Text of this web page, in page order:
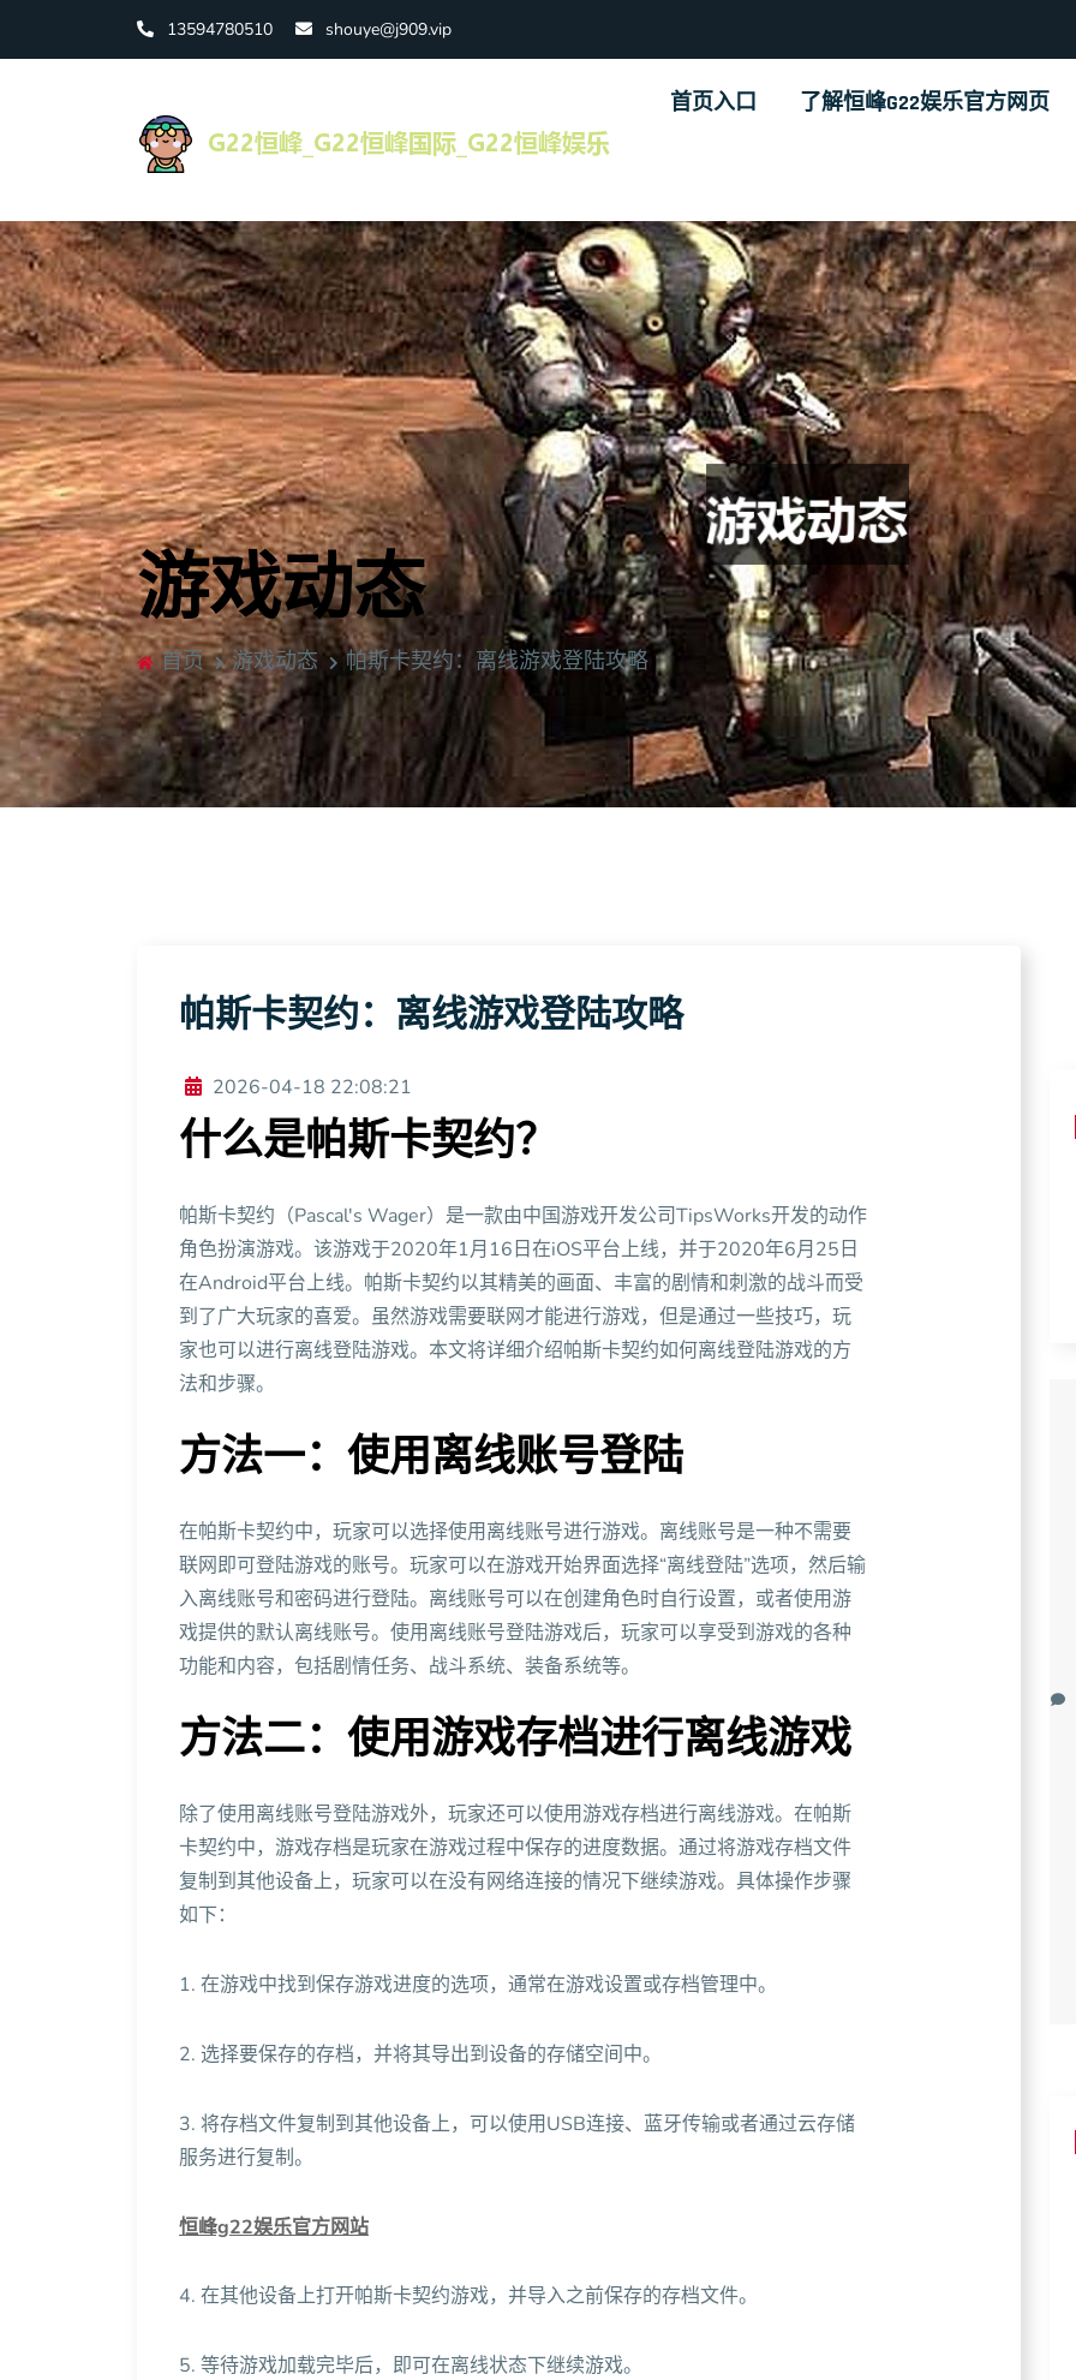
13594780510 shouye@j909.vip
首页入口 了解恒峰G22娱乐官方网页
游戏动态
首页 游戏动态 帕斯卡契约：离线游戏登陆攻略
帕斯卡契约：离线游戏登陆攻略
2026-04-18 22:08:21
什么是帕斯卡契约？
帕斯卡契约（Pascal's Wager）是一款由中国游戏开发公司TipsWorks开发的动作
角色扮演游戏。该游戏于2020年1月16日在iOS平台上线，并于2020年6月25日
在Android平台上线。帕斯卡契约以其精美的画面、丰富的剧情和刺激的战斗而受
到了广大玩家的喜爱。虽然游戏需要联网才能进行游戏，但是通过一些技巧，玩
家也可以进行离线登陆游戏。本文将详细介绍帕斯卡契约如何离线登陆游戏的方
法和步骤。
方法一：使用离线账号登陆
在帕斯卡契约中，玩家可以选择使用离线账号进行游戏。离线账号是一种不需要
联网即可登陆游戏的账号。玩家可以在游戏开始界面选择“离线登陆”选项，然后输
入离线账号和密码进行登陆。离线账号可以在创建角色时自行设置，或者使用游
戏提供的默认离线账号。使用离线账号登陆游戏后，玩家可以享受到游戏的各种
功能和内容，包括剧情任务、战斗系统、装备系统等。
方法二：使用游戏存档进行离线游戏
除了使用离线账号登陆游戏外，玩家还可以使用游戏存档进行离线游戏。在帕斯
卡契约中，游戏存档是玩家在游戏过程中保存的进度数据。通过将游戏存档文件
复制到其他设备上，玩家可以在没有网络连接的情况下继续游戏。具体操作步骤
如下：
1. 在游戏中找到保存游戏进度的选项，通常在游戏设置或存档管理中。
2. 选择要保存的存档，并将其导出到设备的存储空间中。
3. 将存档文件复制到其他设备上，可以使用USB连接、蓝牙传输或者通过云存储
服务进行复制。
恒峰g22娱乐官方网站
4. 在其他设备上打开帕斯卡契约游戏，并导入之前保存的存档文件。
5. 等待游戏加载完毕后，即可在离线状态下继续游戏。